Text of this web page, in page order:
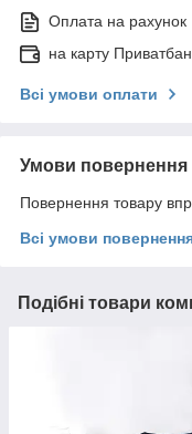
Оплата на рахунок
на карту
Всі умови оплати
Умови повернення
Повернення товару
Всі умови
Подібні товари